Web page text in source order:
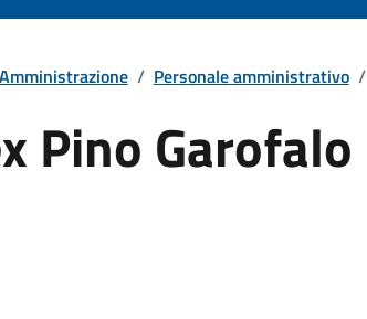
Amministrazione / Personale amministrativo /
Pino Garofalo